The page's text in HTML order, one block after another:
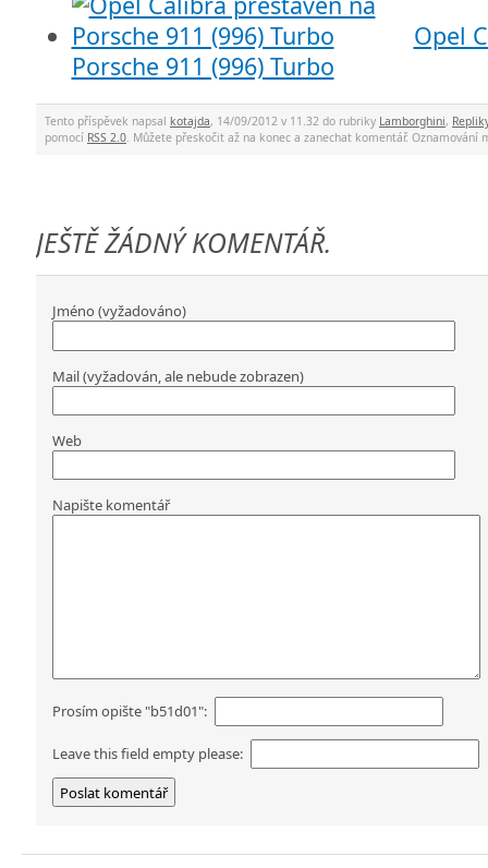
Opel
Porsche 911 (996) Turbo
Tento příspěvek napsal kotajda, 14/09/2012 v 11.32 do rubriky Lamborghini,
pomocí RSS 2.0. Můžete přeskočit až na konec a zanechat komentář. Oznamování
JEŠTĚ ŽÁDNÝ KOMENTÁŘ.
Jméno (vyžadováno)
Mail (vyžadován, ale nebude zobrazen)
Web
Napište komentář
Prosím opište "b51d01":
Leave this field empty please: